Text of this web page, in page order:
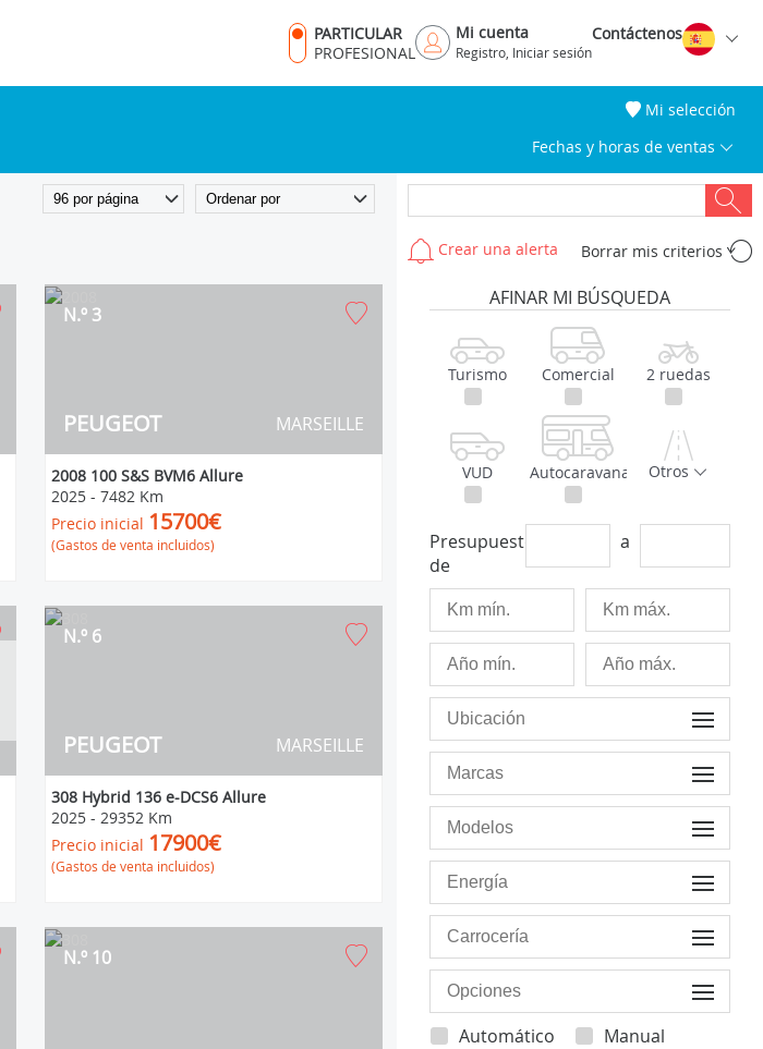
PARTICULAR
PROFESIONAL
Mi cuenta
Registro, Iniciar sesión
Contáctenos
Mi selección
Fechas y horas de ventas
PEUGEOT
N.º 3
MARSEILLE
2008 100 S&S BVM6 Allure
2025- 7482 Km
Precio inicial 15700€
(Gastos de venta incluidos)
PEUGEOT
N.º 6
MARSEILLE
308 Hybrid 136 e-DCS6 Allure
2025- 29352 Km
Precio inicial 17900€
(Gastos de venta incluidos)
N.º 10
Crear una alerta Borrar mis criterios
AFINAR MI BÚSQUEDA
Turismo Comercial 2 ruedas
VUD Autocaravana Otros
Presupuesto
de
a
Automático
Manual